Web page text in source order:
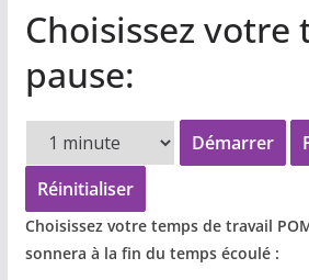
Choisissez votre
pause:
Démarrer
Réinitialiser
Choisissez votre temps de travail
sonnera à la fin du temps écoulé :